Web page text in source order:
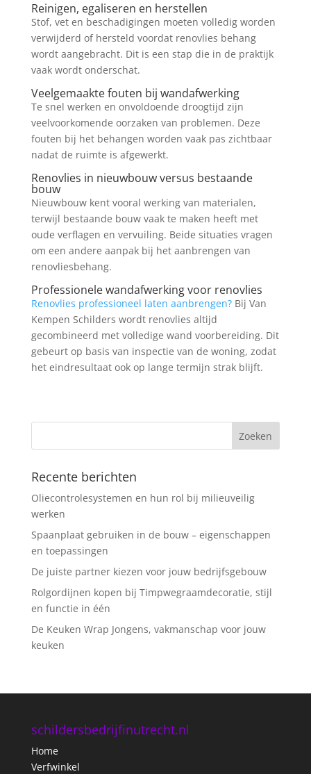
Reinigen, egaliseren en herstellen
Stof, vet en beschadigingen moeten volledig worden
verwijderd of hersteld voordat renovlies behang
wordt aangebracht. Dit is een stap die in de praktijk
vaak wordt onderschat.
Veelgemaakte fouten bij wandafwerking
Te snel werken en onvoldoende droogtijd zijn
veelvoorkomende oorzaken van problemen. Deze
fouten bij het behangen worden vaak pas zichtbaar
nadat de ruimte is afgewerkt.
Renovlies in nieuwbouw versus bestaande
bouw
Nieuwbouw kent vooral werking van materialen,
terwijl bestaande bouw vaak te maken heeft met
oude verflagen en vervuiling. Beide situaties vragen
om een andere aanpak bij het aanbrengen van
renovliesbehang.
Professionele wandafwerking voor renovlies
Renovlies professioneel laten aanbrengen?Bij Van
Kempen Schilders wordt renovlies altijd
gecombineerd met volledige wand voorbereiding. Dit
gebeurt op basis van inspectie van de woning, zodat
het eindresultaat ook op lange termijn strak blijft.
Recente berichten
Oliecontrolesystemen en hun rol bij milieuveilig
werken
Spaanplaat gebruiken in de bouw – eigenschappen
en toepassingen
De juiste partner kiezen voor jouw bedrijfsgebouw
Rolgordijnen kopen bij Timpwegraamdecoratie, stijl
en functie in één
De Keuken Wrap Jongens, vakmanschap voor jouw
keuken
schildersbedrijfinutrecht.nl
Home
Verfwinkel